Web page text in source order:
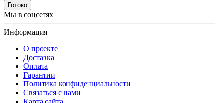
Готово
Мы в соцсетях
Информация
О проекте
Доставка
Оплата
Гарантии
Политика конфиденциальности
Связаться с нами
Карта сайта